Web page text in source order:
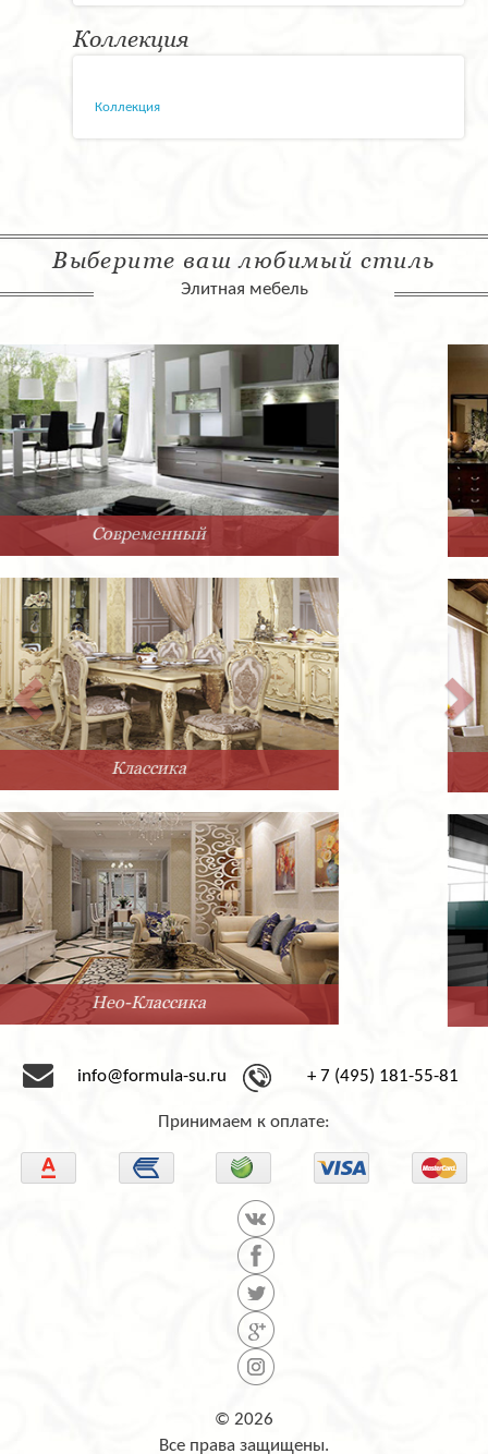
Коллекция
Коллекция
Выберите ваш любимый стиль
Элитная мебель
Арт-Деко
Прованс
Минимализм
info@formula-su.ru + 7 (495) 181-55-81
Принимаем к оплате:
© 2026
Все права защищены.